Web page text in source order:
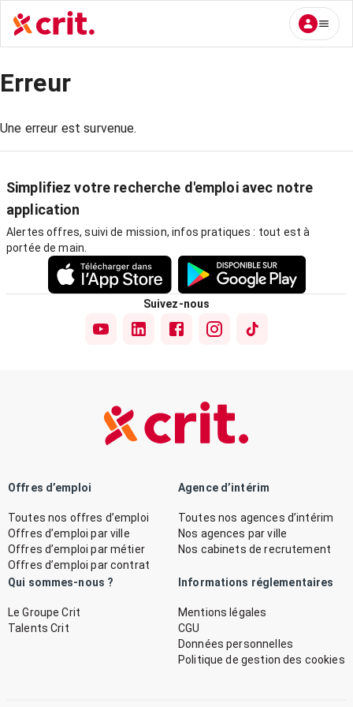
Erreur
Une erreur est survenue.
Simplifiez votre recherche d'emploi avec notre
application
Alertes offres, suivi de mission, infos pratiques : tout est à
portée de main.
Suivez-nous
Offres d’emploi
Toutes nos offres d’emploi
Offres d’emploi par ville
Offres d’emploi par métier
Offres d’emploi par contrat
Agence d’intérim
Toutes nos agences d’intérim
Nos agences par ville
Nos cabinets de recrutement
Qui sommes-nous ?
Le Groupe Crit
Talents Crit
Informations réglementaires
Mentions légales
CGU
Données personnelles
Politique de gestion des cookies